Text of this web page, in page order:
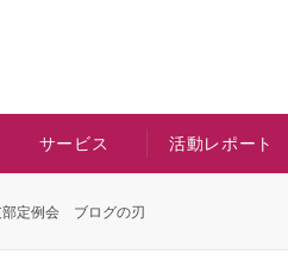
サービス 活動レポート
定例会 ブログの刃